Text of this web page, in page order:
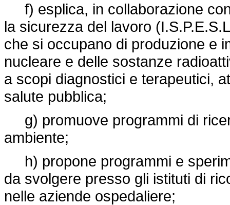
f) esplica, in collaborazione
la sicurezza del lavoro
che si occupano di produzione e
nucleare e delle sostanze
a scopi diagnostici e terapeutici,
salute pubblica;
g) promuove programmi di
ambiente;
h) propone programmi e
da svolgere presso gli istituti di
nelle aziende ospedaliere;